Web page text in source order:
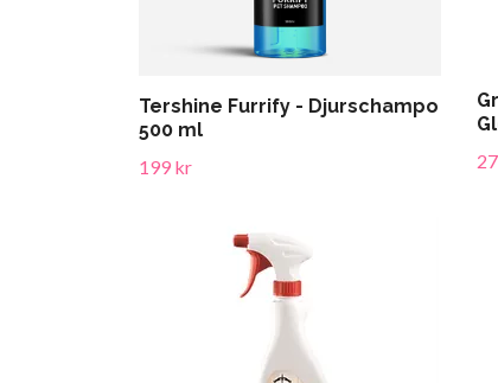
Tershine Furrify - Djurschampo
500 ml
199 kr